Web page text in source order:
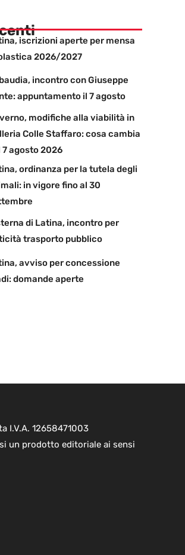
iscrizioni aperte per mensa
2026/2027
incontro con Giuseppe
appuntamento il 7 agosto
modifiche alla viabilità in
Colle Staffaro: cosa cambia
7 agosto 2026
ordinanza per la tutela degli
in vigore fino al 30
di Latina, incontro per
trasporto pubblico
avviso per concessione
domande aperte
I.V.A. 12658471003
un prodotto editoriale ai sensi